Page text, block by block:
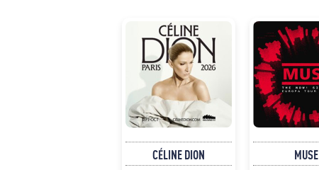
CÉLINE DION
MUSE